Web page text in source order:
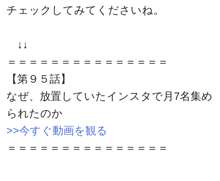
チェックしてみてくださいね。
↓↓
＝＝＝＝＝＝＝＝＝＝＝＝＝＝＝
【第９５話】
なぜ、放置していたインスタで月7名集め
られたのか
>>今すぐ動画を観る
＝＝＝＝＝＝＝＝＝＝＝＝＝＝＝